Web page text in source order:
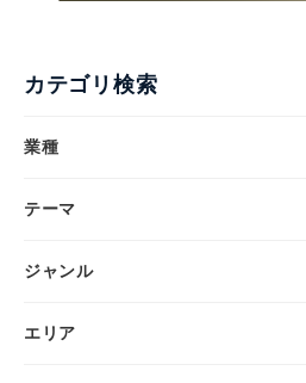
カテゴリ検索
業種
テーマ
ジャンル
エリア